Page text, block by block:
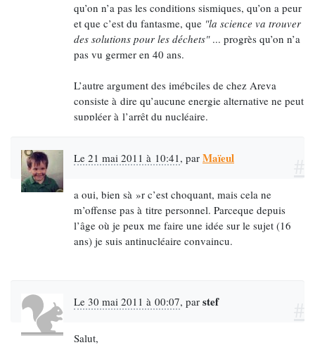
qu’on n’a pas les conditions sismiques, qu’on a peur
et que c’est du fantasme, que "la science va trouver
des solutions pour les déchets"... progrès qu’on n’a
pas vu germer en 40 ans.
L’autre argument des imébciles de chez Areva
consiste à dire qu’aucune energie alternative ne peut
suppléer à l’arrêt du nucléaire.
qu’ils produisent. Mais le projet éolien des
individuel, à savoir plus robuste, sans bruit et sans
perte. C’est l’industrialisation de l’éolien qui le rend
moins productif.
servent à rien, des parcs d’éoliens.
Mais l’oléomobile a été interdit par la loi alors
Le 21 mai 2011 à 10:41 , par Maïeul
a oui, bien sà »r c’est choquant, mais cela ne
m’offense pas à titre personnel. Parceque depuis
l’âge où je peux me faire une idée sur le sujet (16
ans) je suis antinucléaire convaincu.
Le 30 mai 2011 à 00:07, par stef
Salut,